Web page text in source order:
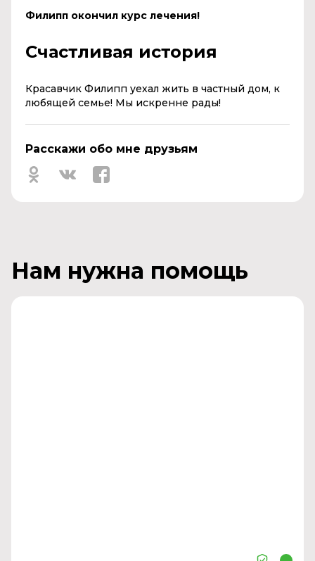
Филипп окончил курс лечения!
Счастливая история
Красавчик Филипп уехал жить в частный дом, к
любящей семье! Мы искренне рады!
Расскажи обо мне друзьям
Нам нужна помощь